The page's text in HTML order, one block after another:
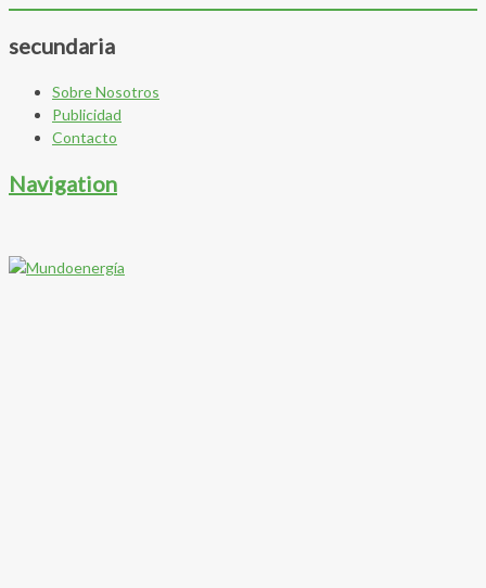
secundaria
Sobre Nosotros
Publicidad
Contacto
Navigation